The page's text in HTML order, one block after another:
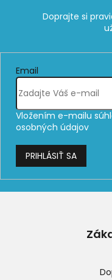
Email
Vložením e-mailu
osobných údajov
PRIHLÁSIŤ SA
Z